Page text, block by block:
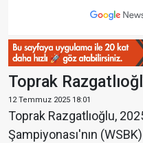
Toprak
12 Temmuz 2025 18:01
Toprak Razgatlıoğlu,
Şampiyonası'nın